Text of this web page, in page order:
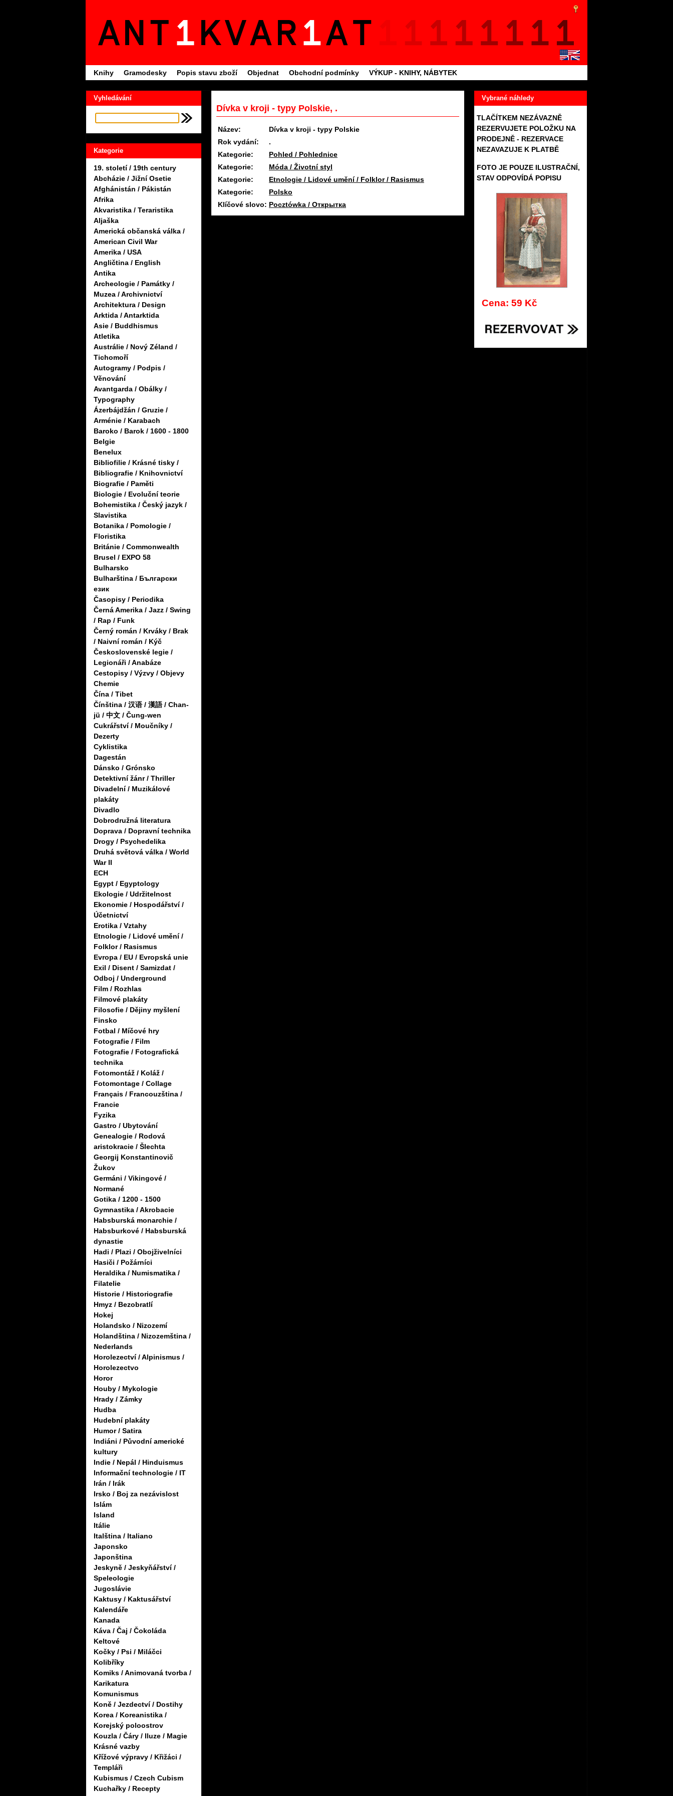
Knihy Gramodesky Popis stavu zboží Objednat Obchodní podmínky VÝKUP - KNIHY, NÁBYTEK
Vyhledávání
Kategorie
19. století / 19th century
Abcházie / Jižní Osetie
Afghánistán / Pákistán
Afrika
Akvaristika / Teraristika
Aljaška
Americká občanská válka /
American Civil War
Amerika / USA
Angličtina / English
Antika
Archeologie / Památky /
Muzea / Archivnictví
Architektura / Design
Arktida / Antarktida
Asie / Buddhismus
Atletika
Austrálie / Nový Zéland /
Tichomoří
Autogramy / Podpis /
Věnování
Avantgarda / Obálky /
Typography
Ázerbájdžán / Gruzie /
Arménie / Karabach
Baroko / Barok / 1600 - 1800
Belgie
Benelux
Bibliofilie / Krásné tisky /
Bibliografie / Knihovnictví
Biografie / Paměti
Biologie / Evoluční teorie
Bohemistika / Český jazyk /
Slavistika
Botanika / Pomologie /
Floristika
Británie / Commonwealth
Brusel / EXPO 58
Bulharsko
Bulharština / Български
език
Časopisy / Periodika
Černá Amerika / Jazz / Swing
/ Rap / Funk
Černý román / Krváky / Brak
/ Naivní román / Kýč
Československé legie /
Legionáři / Anabáze
Cestopisy / Výzvy / Objevy
Chemie
Čína / Tibet
Čínština / 汉语 / 漢語 / Chan-
jü / 中文 / Čung-wen
Cukrářství / Moučníky /
Dezerty
Cyklistika
Dagestán
Dánsko / Grónsko
Detektivní žánr / Thriller
Divadelní / Muzikálové
plakáty
Divadlo
Dobrodružná literatura
Doprava / Dopravní technika
Drogy / Psychedelika
Druhá světová válka / World
War II
ECH
Egypt / Egyptology
Ekologie / Udržitelnost
Ekonomie / Hospodářství /
Účetnictví
Erotika / Vztahy
Etnologie / Lidové umění /
Folklor / Rasismus
Evropa / EU / Evropská unie
Exil / Disent / Samizdat /
Odboj / Underground
Film / Rozhlas
Filmové plakáty
Filosofie / Dějiny myšlení
Finsko
Fotbal / Míčové hry
Fotografie / Film
Fotografie / Fotografická
technika
Fotomontáž / Koláž /
Fotomontage / Collage
Français / Francouzština /
Francie
Fyzika
Gastro / Ubytování
Genealogie / Rodová
aristokracie / Šlechta
Georgij Konstantinovič
Žukov
Germáni / Vikingové /
Normané
Gotika / 1200 - 1500
Gymnastika / Akrobacie
Habsburská monarchie /
Habsburkové / Habsburská
dynastie
Hadi / Plazi / Obojživelníci
Hasiči / Požárníci
Heraldika / Numismatika /
Filatelie
Historie / Historiografie
Hmyz / Bezobratlí
Hokej
Holandsko / Nizozemí
Holandština / Nizozemština /
Nederlands
Horolezectví / Alpinismus /
Horolezectvo
Horor
Houby / Mykologie
Hrady / Zámky
Hudba
Hudební plakáty
Humor / Satira
Indiáni / Původní americké
kultury
Indie / Nepál / Hinduismus
Informační technologie / IT
Irán / Irák
Irsko / Boj za nezávislost
Islám
Island
Itálie
Italština / Italiano
Japonsko
Japonština
Jeskyně / Jeskyňářství /
Speleologie
Jugoslávie
Kaktusy / Kaktusářství
Kalendáře
Kanada
Káva / Čaj / Čokoláda
Keltové
Kočky / Psi / Miláčci
Kolibříky
Komiks / Animovaná tvorba /
Karikatura
Komunismus
Koně / Jezdectví / Dostihy
Korea / Koreanistika /
Korejský poloostrov
Kouzla / Čáry / Iluze / Magie
Krásné vazby
Křížové výpravy / Křižáci /
Templáři
Kubismus / Czech Cubism
Kuchařky / Recepty
Vybrané náhledy
TLAČÍTKEM NEZÁVAZNĚ
REZERVUJETE POLOŽKU NA
PRODEJNĚ - REZERVACE
NEZAVAZUJE K PLATBĚ
FOTO JE POUZE ILUSTRAČNÍ,
STAV ODPOVÍDÁ POPISU
Cena: 59 Kč
Dívka v kroji - typy Polskie, .
Název:
Dívka v kroji - typy Polskie
Rok vydání:
.
Kategorie:
Pohled / Pohlednice
Kategorie:
Móda / Životní styl
Kategorie:
Etnologie / Lidové umění / Folklor / Rasismus
Kategorie:
Polsko
Klíčové slovo: Pocztówka / Открытка